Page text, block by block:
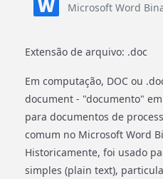
Microsoft Word
Extensão de arquivo: .doc
Em computação, DOC ou
document - "documento"
para documentos de
comum no Microsoft Word
Historicamente, foi usado
simples (plain text),